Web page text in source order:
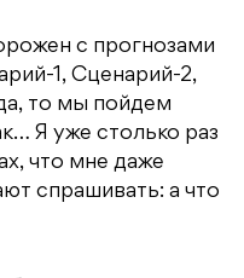
с прогнозами
1, Сценарий-2,
то мы пойдем
Я уже столько раз
что мне даже
спрашивать: а что